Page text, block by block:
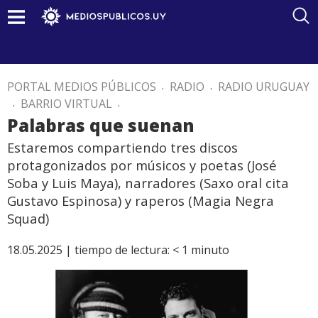
PORTAL MEDIOS PÚBLICOS . RADIO . RADIO URUGUAY
. BARRIO VIRTUAL .
Palabras que suenan
Estaremos compartiendo tres discos
protagonizados por músicos y poetas (José
Soba y Luis Maya), narradores (Saxo oral cita
Gustavo Espinosa) y raperos (Magia Negra
Squad)
18.05.2025 | tiempo de lectura: < 1 minuto